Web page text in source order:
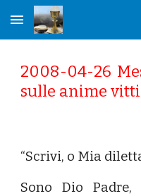
Skip to main content
2008-04-26
sulle anime
“Scrivi, o Mia
Sono Dio